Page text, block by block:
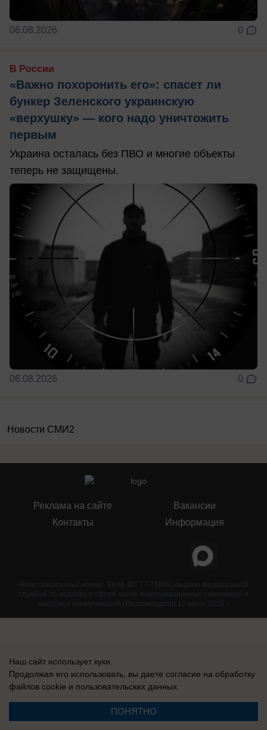
06.08.2026 0
В России
«Важно похоронить его»: спасет ли
бункер Зеленского украинскую
«верхушку» — кого надо уничтожить
первым
Украина осталась без ПВО и многие объекты
теперь не защищены.
06.08.2026 0
Новости СМИ2
Реклама на сайте
Контакты
Вакансии
Информация
Регистрационный номер: Эл № ФС 77-76040, выдано Федеральной
службой по надзору в сфере связи, информационных технологий и
массовых коммуникаций (Роскомнадзор) 12 июля 2019 г.
Наш сайт использует куки.
Продолжая его использовать, вы даете согласие на обработку
файлов cookie и пользовательских данных.
ПОНЯТНО